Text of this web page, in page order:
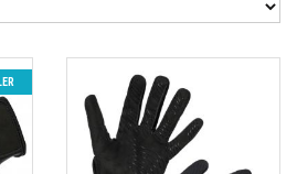
Grip
.
palce.